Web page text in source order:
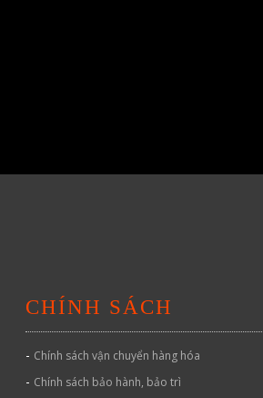
CHÍNH SÁCH
- Chính sách vận chuyển hàng hóa
- Chính sách bảo hành, bảo trì